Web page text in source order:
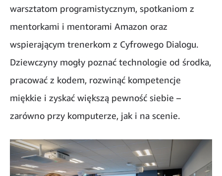
warsztatom programistycznym, spotkaniom z
mentorkami i mentorami Amazon oraz
wspierającym trenerkom z Cyfrowego Dialogu.
Dziewczyny mogły poznać technologie od środka,
pracować z kodem, rozwinąć kompetencje
miękkie i zyskać większą pewność siebie –
zarówno przy komputerze, jak i na scenie.